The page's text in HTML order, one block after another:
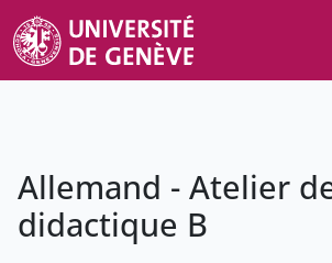
Allemand - Atelier
didactique B